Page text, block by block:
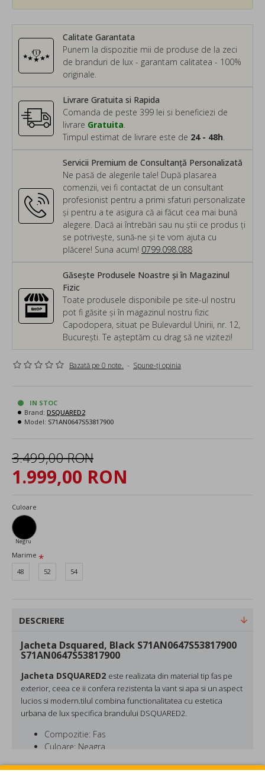
Calitate Garantata
Punem la dispozitie mii de produse de la zeci
de branduri de lux - garantam calitatea - 100%
originale.
Servicii Premium de Consultanță Personalizată
Ne pasă de alegerile tale! După plasarea
comenzii, vei fi contactat de un consultant
profesionist pentru a primi sfaturi personalizate
și pentru a te asigura că ai făcut cea mai bună
alegere. Dacă ai întrebări sau nu știi ce produs ți
se potrivește, sună-ne și te vom ajuta cu
plăcere! Suna acum! 0799.098.088
Livrare Gratuita si Rapida
Comanda de peste 399 lei si beneficiezi de
livrare Gratuita
Timpul estimat de livrare este de 24 - 48h
Găsește Produsele Noastre și în Magazinul
Fizic
Toate produsele disponibile pe site-ul nostru
pot fi găsite și în magazinul nostru fizic
Capodopera, situat pe Bulevardul Unirii, nr. 12,
București. Te așteptăm cu drag să ne vizitezi!
Bazată pe 0 note. - Spune-ţi opinia
1.999,00 RON
3.499,00 RON
IN STOC
Brand: DSQUARED2
Model: S71AN0647S53817900
Culoare
Negru
Marime
48
52 54
DESCRIERE
Jacheta Dsquared, Black S71AN0647S53817900
S71AN0647S53817900
Jacheta DSQUARED2 este realizata din material tip fas pe
exterior, ceea ce ii confera rezistenta la vant si apa si un aspect
lucios si modern tilul combina functionalitatea cu estetica
urbana de lux specifica brandului DSQUARED2.
Compozitie: Fas
Culoare: Neagra
DSQUARED este o marca fondata in 1995 de catre fratii